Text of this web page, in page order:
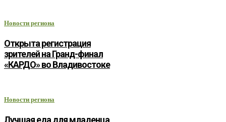
Новости региона
Открыта регистрация
зрителей на Гранд-финал
«КАРДО» во Владивостоке
Новости региона
Лучшая еда для младенца